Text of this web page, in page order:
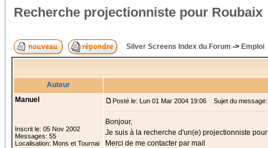
Recherche projectionniste pour Roubaix
Silver Screens Index du Forum -> Emploi
Auteur
Manuel
Inscrit le: 05 Nov 2002
Messages: 55
Localisation: Mons et Tournai
Posté le: Lun 01 Mar 2004 19:06 Sujet du
Bonjour,
Je suis à la recherche d'un(e) projectionniste
Merci de me contacter par mail